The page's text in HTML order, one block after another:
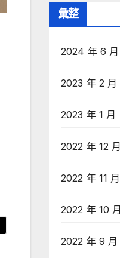
彙整
2024 年 6 月
2023 年 2 月
2023 年 1 月
2022 年 12 月
2022 年 11 月
2022 年 10 月
2022 年 9 月